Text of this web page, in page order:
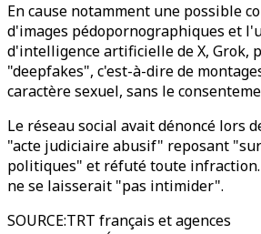
En cause notamment une possible
d'images pédopornographiques et
d'intelligence artificielle de X, Grok,
"deepfakes", c'est-à-dire de
caractère sexuel, sans le
Le réseau social avait dénoncé lors
"acte judiciaire abusif" reposant
politiques" et réfuté toute
ne se laisserait "pas intimider".
SOURCE:TRT français et agences